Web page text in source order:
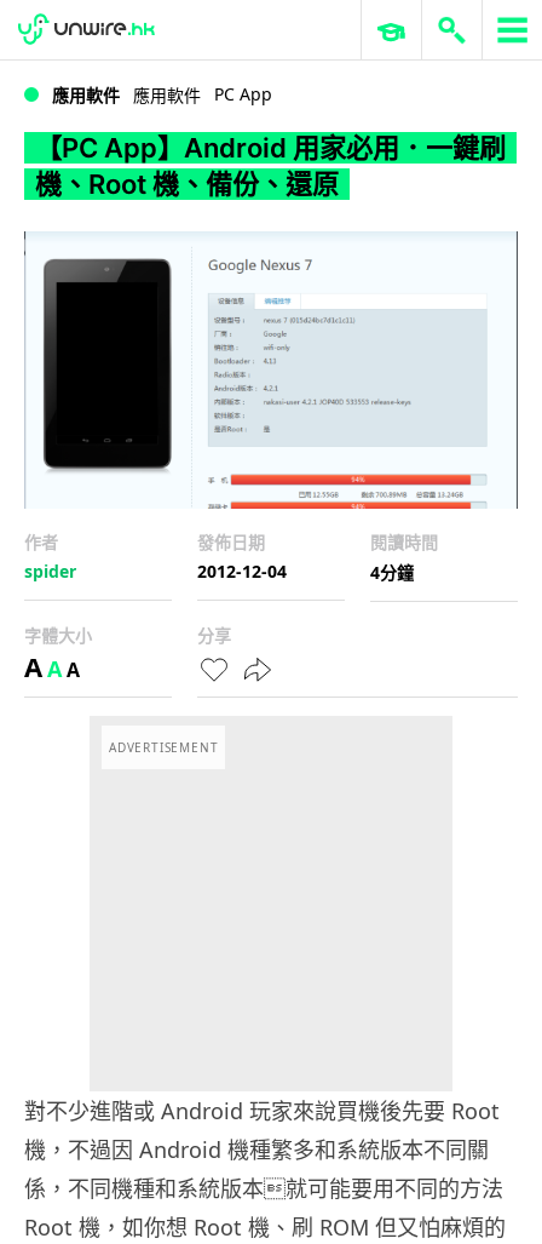
WWDC 2026 ERP 與商業 AI
應用軟件 應用軟件 PC App
【PC App】Android 用家必用．一鍵刷
機、Root 機、備份、還原
作者
spider
發佈日期
2012-12-04
閱讀時間
4分鐘
字體大小
AAA
分享
ADVERTISEMENT
對不少進階或 Android 玩家來說買機後先要 Root
機，不過因 Android 機種繁多和系統版本不同關
係，不同機種和系統版本就可能要用不同的方法
Root 機，如你想 Root 機、刷 ROM 但又怕麻煩的